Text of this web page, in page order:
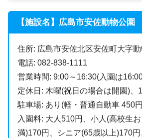
【施設名】広島市安佐動物公園
住所: 広島市安佐北区安佐町大字動
電話: 082-838-1111
営業時間: 9:00～16:30(入園は
定休日: 木曜(祝日の場合は開園)、
駐車場: あり(軽・普通自動車 450
入園料: 大人510円、小人(高校生
満)170円、シニア(65歳以上)170